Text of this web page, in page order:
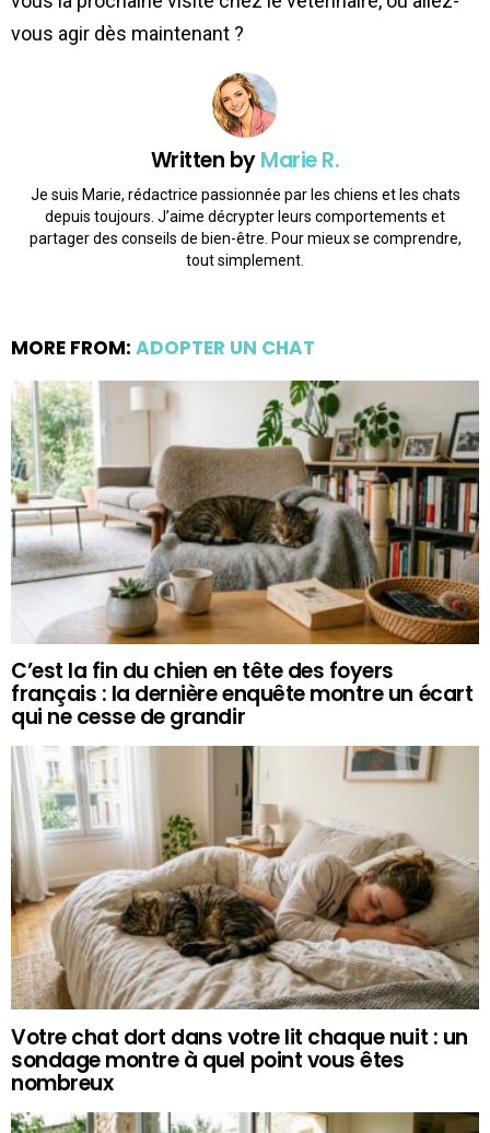
vous agir dès maintenant ?
Written byMarie R.
Je suis Marie, rédactrice passionnée par les chiens et les chats
depuis toujours. J’aime décrypter leurs comportements et
partager des conseils de bien-être. Pour mieux se comprendre,
tout simplement.
MORE FROM: ADOPTER UN CHAT
C’est la fin du chien en tête des foyers
français : la dernière enquête montre un écart
qui ne cesse de grandir
Votre chat dort dans votre lit chaque nuit : un
sondage montre à quel point vous êtes
nombreux